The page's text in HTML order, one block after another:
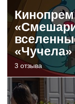
«Чучела»
3 отзыва